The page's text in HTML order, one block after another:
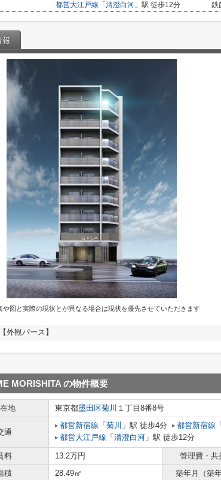
都営大江戸線 「 清澄白河 」駅 徒歩12分
鉄
報
図と実際の現状とが異なる場合は現状を優先させていただきます
【外観パース】
MORISHITA の物件概要
地 東京都墨田区菊川 １丁目8番8号
通
都営新宿線 「 菊川 」駅 徒歩4分 都営新宿線
都営大江戸線 「 清澄白河 」駅 徒歩12分
料 13.2万円
管理費・共
積
28.49㎡ 築年月（築